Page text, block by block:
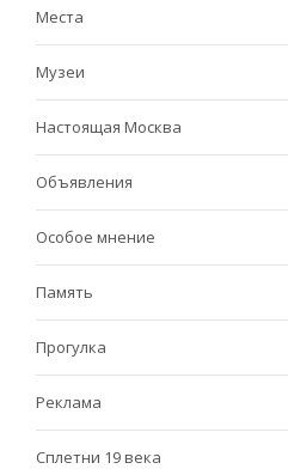
Места
Музеи
Настоящая Москва
Объявления
Особое мнение
Память
Прогулка
Реклама
Сплетни 19 века